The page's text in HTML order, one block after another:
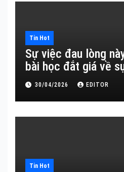
Tin Hot
Sự việc đau lòng
bài học đắt giá về
30/04/2026 EDITOR
Tin Hot